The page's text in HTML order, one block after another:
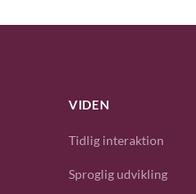
VIDEN
Tidlig interaktion
Sproglig udvikling